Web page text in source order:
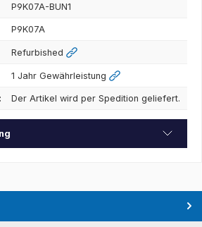
P9K07A-BUN1
P9K07A
Refurbished
1 Jahr Gewährleistung
Der Artikel wird per Spedition geliefert.